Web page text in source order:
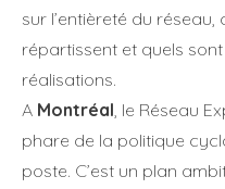
sur l’entièreté du
répartissent et quels
réalisations.
A Montréal , le Réseau
phare de la politique
poste. C’est un plan